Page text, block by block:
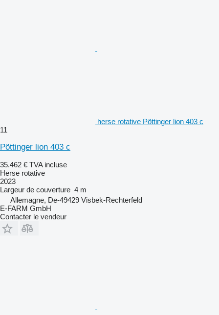
herse rotative Pöttinger lion 403 c
11
Pöttinger lion 403 c
35.462 € TVA incluse
Herse rotative
2023
Largeur de couverture 4 m
Allemagne, De-49429 Visbek-Rechterfeld
E-FARM GmbH
Contacter le vendeur